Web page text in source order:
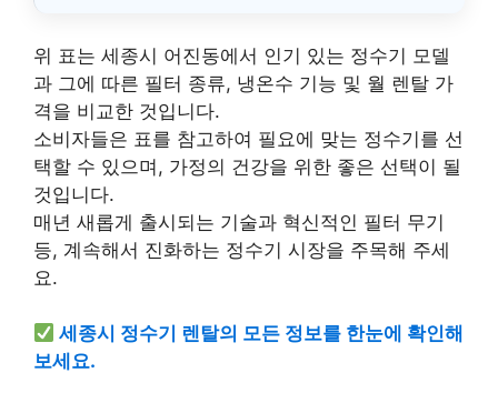
위 표는 세종시 어진동에서 인기 있는 정수기 모델
과 그에 따른 필터 종류, 냉온수 기능 및 월 렌탈 가
격을 비교한 것입니다.
소비자들은 표를 참고하여 필요에 맞는 정수기를 선
택할 수 있으며, 가정의 건강을 위한 좋은 선택이 될
것입니다.
매년 새롭게 출시되는 기술과 혁신적인 필터 무기
등, 계속해서 진화하는 정수기 시장을 주목해 주세
요.
세종시 정수기 렌탈의 모든 정보를 한눈에 확인해
보세요.